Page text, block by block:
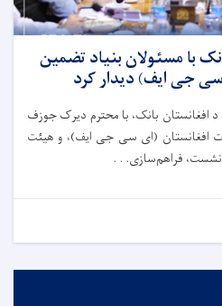
با مسئولان بنیاد تضمین
جی ایف) دیدار کرد
افغانستان بانک، با محترم دیرک جوزف
افغانستان (ای سی جی ایف)، و هیئت
نشست، فراهم‌سازی. . .